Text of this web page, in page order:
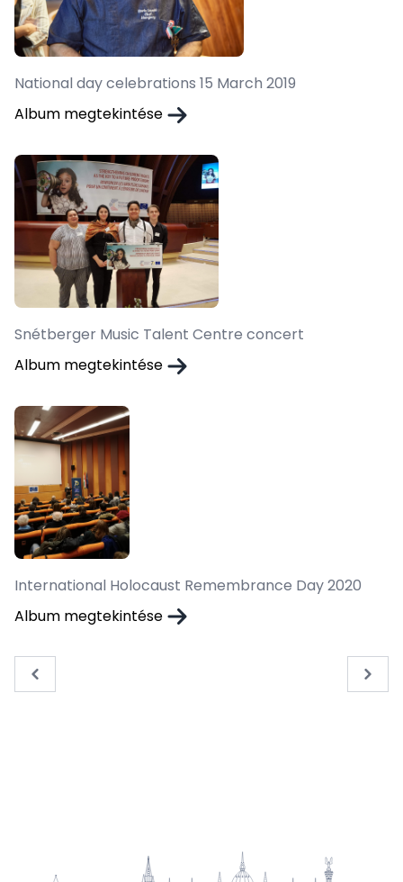
National day celebrations 15 March 2019
Album megtekintése
Snétberger Music Talent Centre concert
Album megtekintése
International Holocaust Remembrance Day 2020
Album megtekintése
« Previous Next